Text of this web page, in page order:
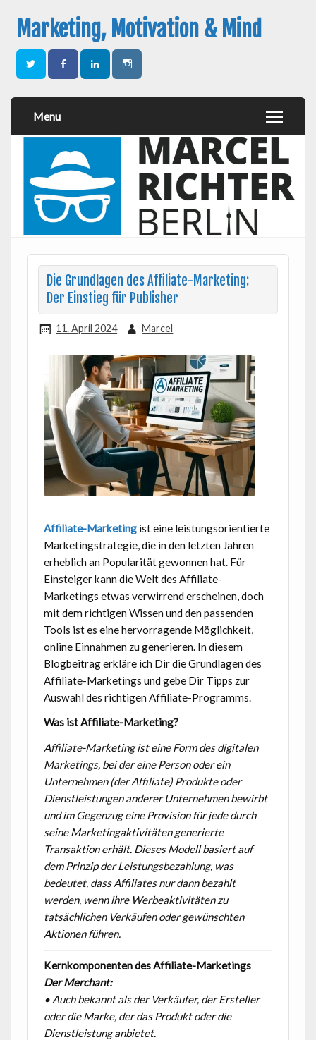
Marketing, Motivation & Mind
Menu
Die Grundlagen des Affiliate-Marketing:
Der Einstieg für Publisher
11. April 2024 Marcel
Affiliate-Marketingist eine leistungsorientierte
Marketingstrategie, die in den letzten Jahren
erheblich an Popularität gewonnen hat. Für
Einsteiger kann die Welt des Affiliate-
Marketings etwas verwirrend erscheinen, doch
mit dem richtigen Wissen und den passenden
Tools ist es eine hervorragende Möglichkeit,
online Einnahmen zu generieren. In diesem
Blogbeitrag erkläre ich Dir die Grundlagen des
Affiliate-Marketings und gebe Dir Tipps zur
Auswahl des richtigen Affiliate-Programms.
Was ist Affiliate-Marketing?
Affiliate-Marketing ist eine Form des digitalen
Marketings, bei der eine Person oder ein
Unternehmen (der Affiliate) Produkte oder
Dienstleistungen anderer Unternehmen bewirbt
und im Gegenzug eine Provision für jede durch
seine Marketingaktivitäten generierte
Transaktion erhält. Dieses Modell basiert auf
dem Prinzip der Leistungsbezahlung, was
bedeutet, dass Affiliates nur dann bezahlt
werden, wenn ihre Werbeaktivitäten zu
tatsächlichen Verkäufen oder gewünschten
Aktionen führen.
Kernkomponenten des Affiliate-Marketings
Der Merchant:
• Auch bekannt als der Verkäufer, der Ersteller
oder die Marke, der das Produkt oder die
Dienstleistung anbietet.